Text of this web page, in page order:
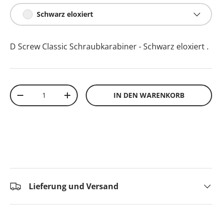
Schwarz eloxiert
D Screw Classic Schraubkarabiner - Schwarz eloxiert .
Anzahl
-
+ IN DEN WARENKORB
Lieferung und Versand